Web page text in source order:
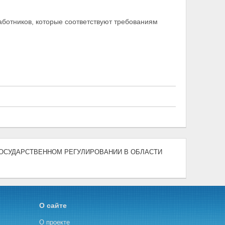
которые соответствуют требованиям
ГОСУДАРСТВЕННОМ РЕГУЛИРОВАНИИ В ОБЛАСТИ
О сайте
О проекте